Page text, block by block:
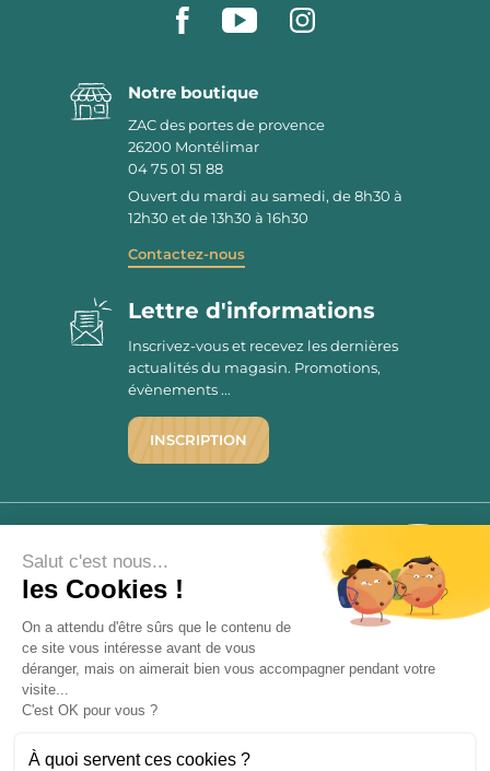
Notre boutique
ZAC des portes de provence
26200 Montélimar
04 75 01 51 88
Ouvert du mardi au samedi, de 8h30 à
12h30 et de 13h30 à 16h30
Contactez-nous
2779 AVIS
9.7/10
Lettre d'informations
Inscrivez-vous et recevez les dernières
actualités du magasin. Promotions,
évènements ...
INSCRIPTION
Qui sommes-nous ?
Mentions légales
Politique de confidentialité
FAQ
Salut c'est nous...
les Cookies !
On a attendu d'être sûrs que le contenu de
ce site vous intéresse avant de vous
déranger, mais on aimerait bien vous accompagner pendant votre
visite...
C'est OK pour vous ?
À quoi servent ces cookies ?